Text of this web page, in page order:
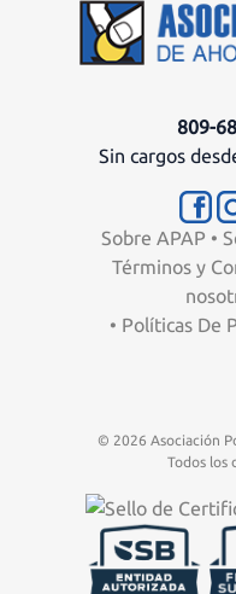
809-
Sin cargos
Sobre APAP •
Términos y
• Políticas De
© 2026 Asociación
Todos los